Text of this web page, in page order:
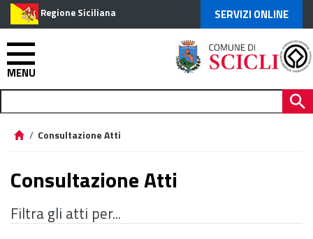
Regione Siciliana SERVIZI ONLINE
MENU
/ Consultazione Atti
Consultazione Atti
Filtra gli atti per...